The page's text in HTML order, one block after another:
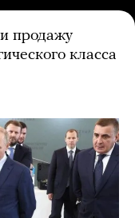
продажу
класса